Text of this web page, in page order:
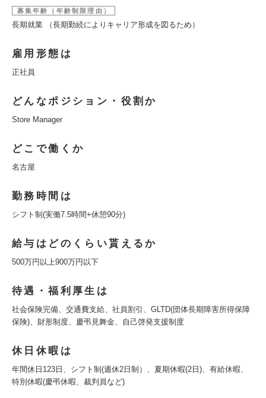
募集年齢（年齢制限理由）
長期就業 （長期勤続によりキャリア形成を図るため）
雇用形態は
正社員
どんなポジション・役割か
Store Manager
どこで働くか
名古屋
勤務時間は
シフト制(実働7.5時間+休憩90分)
給与はどのくらい貰えるか
500万円以上900万円以下
待遇・福利厚生は
社会保険完備、交通費支給、社員割引、GLTD(団体長期障害所得保障
保険)、財形制度、慶弔見舞金、自己啓発支援制度
休日休暇は
年間休日123日、シフト制(週休2日制）、夏期休暇(2日)、有給休暇、
特別休暇(慶弔休暇、裁判員など)